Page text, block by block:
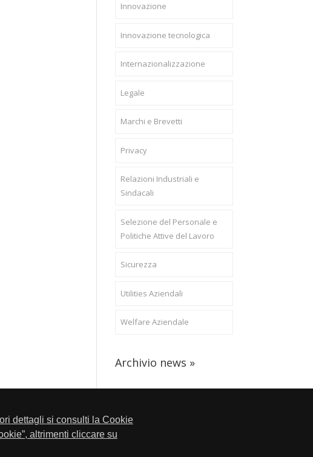
dettagli si consulti la Cookie
altrimenti cliccare su
Innovazione
Innovazione tecnologica
Internazionalizzazione
Legale
Marchi e Brevetti
Privacy
Relazioni Industriali e
Sindacali
Selezione del Personale e
Politiche Attive del Lavoro
Sicurezza
Utilities Aziendali
Welfare Aziendale
Archivio news »